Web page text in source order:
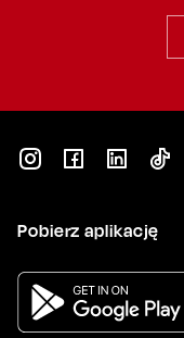
Pobierz aplikację